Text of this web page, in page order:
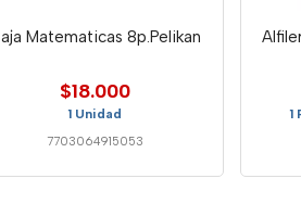
Matematicas 8p.Pelikan
$18.000
1 Unidad
7703064915053
1